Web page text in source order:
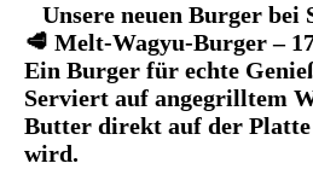
Unsere neuen Burger bei
🥩 Melt-Wagyu-Burger–
Ein Burger für echte
Serviert auf angegrilltem
Butter direkt auf der
wird.